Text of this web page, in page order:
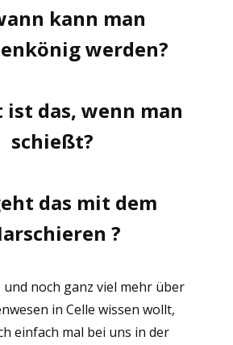
kann man
werden?
ist das, wenn man
schießt?
das mit dem
?
und noch ganz viel mehr über
in Celle wissen wollt,
einfach mal bei uns in der